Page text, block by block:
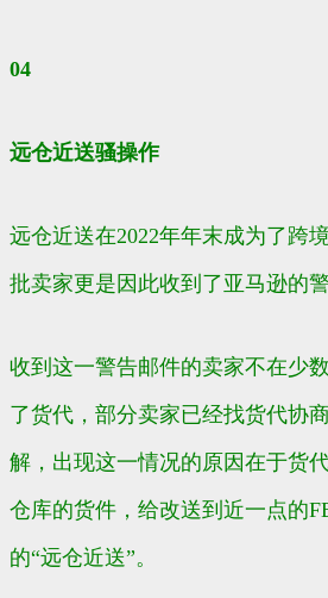
04
远仓近送骚操作
远仓近送在2022年年末成为了跨
批卖家更是因此收到了亚马逊的警
收到这一警告邮件的卖家不在少
了货代，部分卖家已经找货代协
解，出现这一情况的原因在于货
仓库的货件，给改送到近一点的
的“远仓近送”。